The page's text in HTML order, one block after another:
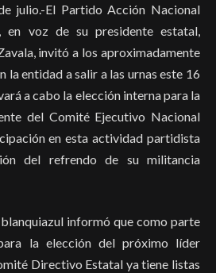
julio.-El Partido Acción Nacional
en voz de su presidente estatal,
invitó a los aproximadamente
la entidad a salir a las urnas este 16
a cabo la elección interna para la
del Comité Ejecutivo Nacional
en esta actividad partidista
del refrendo de su militancia
informó que como parte
la elección del próximo líder
Directivo Estatal ya tiene listas